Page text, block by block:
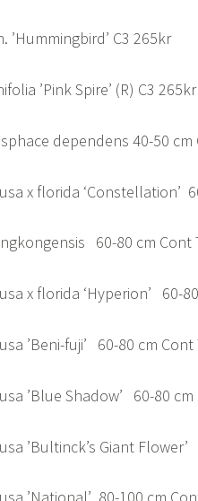
’Hummingbird’ C3 265kr
’Pink Spire’ (R) C3 265kr
dependens
x florida ‘Constellation’
60-80
x florida ‘Hyperion’
’Beni-fuji’ 60-80
’Blue Shadow’
’Bultinck’s Giant